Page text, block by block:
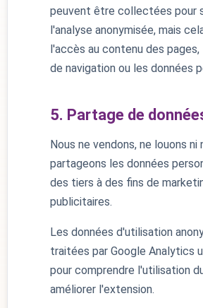
peuvent être collectées pour
l'analyse anonymisée, mais
l'accès au contenu des
de navigation ou les données
5. Partage de
Nous ne vendons, ne louons ni
partageons les données
des tiers à des fins de
publicitaires.
Les données d'utilisation
traitées par Google Analytics
pour comprendre l'utilisation
améliorer l'extension.